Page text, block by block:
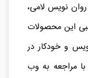
نویس لامی،
این محصولات
و خودکار در
مراجعه به وب